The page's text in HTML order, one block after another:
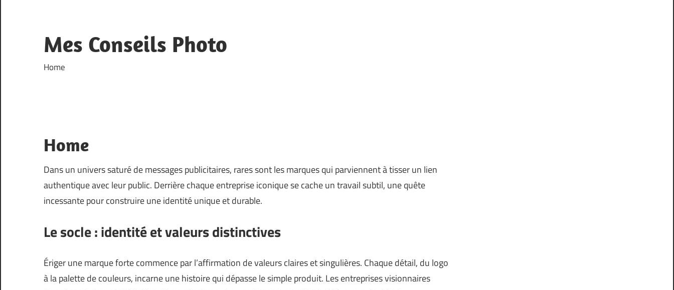
content
Mes Conseils Photo
Home
Home
Dans un univers saturé de messages publicitaires, rares sont les marques qui parviennent à tisser un lien
authentique avec leur public. Derrière chaque entreprise iconique se cache un travail subtil, une quête
incessante pour construire une identité unique et durable.
Le socle : identité et valeurs distinctives
Ériger une marque forte commence par l’affirmation de valeurs claires et singulières. Chaque détail, du logo
à la palette de couleurs, incarne une histoire qui dépasse le simple produit. Les entreprises visionnaires